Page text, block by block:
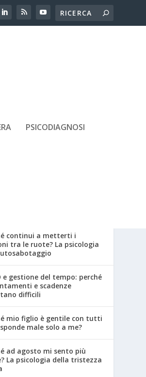
PSICODIAGNOSI
continui a metterti i
tra le ruote? La psicologia
e gestione del tempo: perché
e scadenze
difficili
mio figlio è gentile con tutti
male solo a me?
ad agosto mi sento più
La psicologia della tristezza